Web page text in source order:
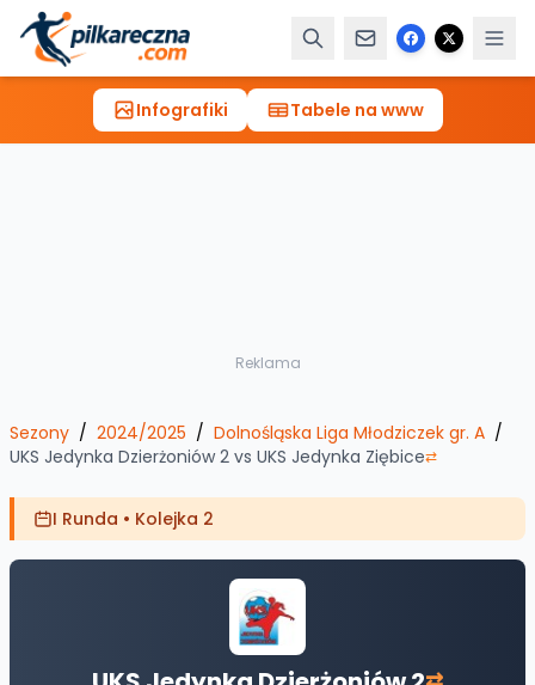
Infografiki Tabele na www
Reklama
Sezony / 2024/2025 / Dolnośląska Liga Młodziczek gr. A /
UKS Jedynka Dzierżoniów 2 vs UKS Jedynka Ziębice⇄
I Runda • Kolejka 2